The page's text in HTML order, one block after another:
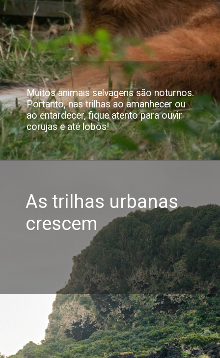
Muitos animais selvagens são noturnos.
Portanto, nas trilhas ao amanhecer ou
ao entardecer, fique atento para ouvir
corujas e até lobos!
As trilhas urbanas
crescem